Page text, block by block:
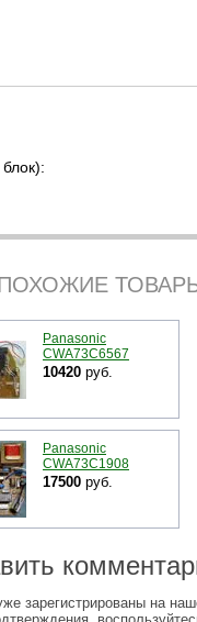
Panasonic
CWA73C6567
10420 руб.
Panasonic
CWA73C1908
17500 руб.
зарегистрированы на